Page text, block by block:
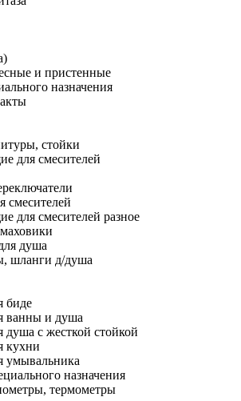
и пристенные
назначения
стойки
для смесителей
смесителей
для смесителей разное
душа
шланги д/душа
биде
ванны и душа
душа с жесткой стойкой
кухни
умывальника
назначения
термометры